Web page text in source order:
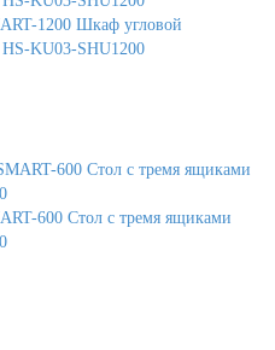
1200 Шкаф угловой
KU03-SHU1200
600 Стол с тремя ящиками